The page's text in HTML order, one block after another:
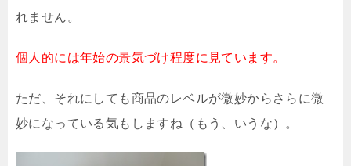
れません。
個人的には年始の景気づけ程度に見ています。
ただ、それにしても商品のレベルが微妙からさらに微
妙になっている気もしますね（もう、いうな）。